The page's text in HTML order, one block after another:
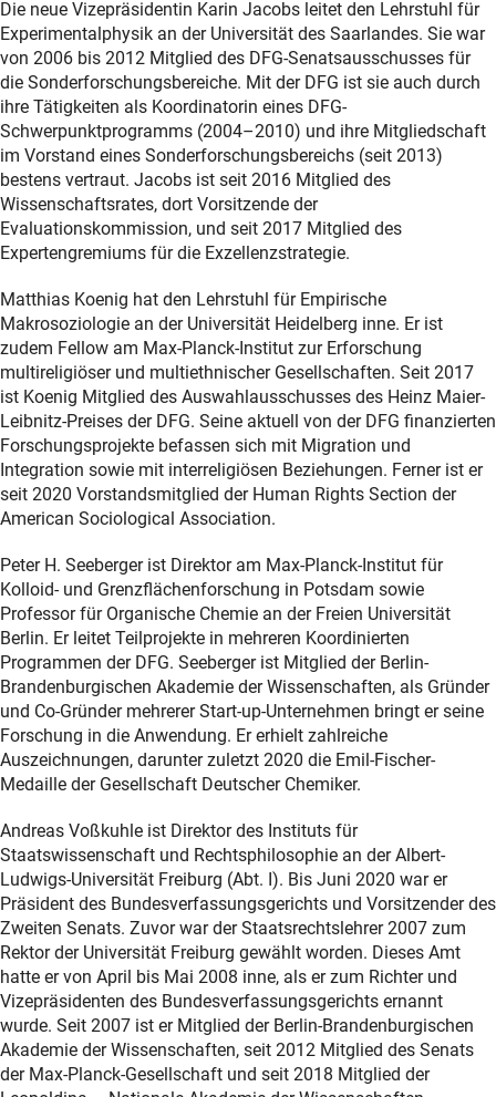
Die neue Vizepräsidentin Karin Jacobs leitet den Lehrstuhl für
Experimentalphysik an der Universität des Saarlandes. Sie war
von 2006 bis 2012 Mitglied des DFG-Senatsausschusses für
die Sonderforschungsbereiche. Mit der DFG ist sie auch durch
ihre Tätigkeiten als Koordinatorin eines DFG-
Schwerpunktprogramms (2004–2010) und ihre Mitgliedschaft
im Vorstand eines Sonderforschungsbereichs (seit 2013)
bestens vertraut. Jacobs ist seit 2016 Mitglied des
Wissenschaftsrates, dort Vorsitzende der
Evaluationskommission, und seit 2017 Mitglied des
Expertengremiums für die Exzellenzstrategie.
Matthias Koenig hat den Lehrstuhl für Empirische
Makrosoziologie an der Universität Heidelberg inne. Er ist
zudem Fellow am Max-Planck-Institut zur Erforschung
multireligiöser und multiethnischer Gesellschaften. Seit 2017
ist Koenig Mitglied des Auswahlausschusses des Heinz Maier-
Leibnitz-Preises der DFG. Seine aktuell von der DFG finanzierten
Forschungsprojekte befassen sich mit Migration und
Integration sowie mit interreligiösen Beziehungen. Ferner ist er
seit 2020 Vorstandsmitglied der Human Rights Section der
American Sociological Association.
Peter H. Seeberger ist Direktor am Max-Planck-Institut für
Kolloid- und Grenzflächenforschung in Potsdam sowie
Professor für Organische Chemie an der Freien Universität
Berlin. Er leitet Teilprojekte in mehreren Koordinierten
Programmen der DFG. Seeberger ist Mitglied der Berlin-
Brandenburgischen Akademie der Wissenschaften, als Gründer
und Co-Gründer mehrerer Start-up-Unternehmen bringt er seine
Forschung in die Anwendung. Er erhielt zahlreiche
Auszeichnungen, darunter zuletzt 2020 die Emil-Fischer-
Medaille der Gesellschaft Deutscher Chemiker.
Andreas Voßkuhle ist Direktor des Instituts für
Staatswissenschaft und Rechtsphilosophie an der Albert-
Ludwigs-Universität Freiburg (Abt. I). Bis Juni 2020 war er
Präsident des Bundesverfassungsgerichts und Vorsitzender des
Zweiten Senats. Zuvor war der Staatsrechtslehrer 2007 zum
Rektor der Universität Freiburg gewählt worden. Dieses Amt
hatte er von April bis Mai 2008 inne, als er zum Richter und
Vizepräsidenten des Bundesverfassungsgerichts ernannt
wurde. Seit 2007 ist er Mitglied der Berlin-Brandenburgischen
Akademie der Wissenschaften, seit 2012 Mitglied des Senats
der Max-Planck-Gesellschaft und seit 2018 Mitglied der